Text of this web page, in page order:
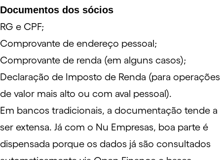
Documentos dos sócios
RG e CPF;
Comprovante de endereço pessoal;
Comprovante de renda (em alguns casos);
Declaração de Imposto de Renda (para operações
de valor mais alto ou com aval pessoal).
Em bancos tradicionais, a documentação tende a
ser extensa. Já com o Nu Empresas, boa parte é
dispensada porque os dados já são consultados